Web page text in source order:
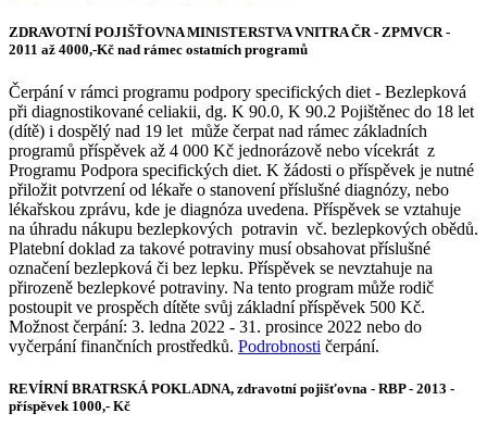
ZDRAVOTNÍ POJIŠŤOVNA MINISTERSTVA VNITRA ČR - ZPMVCR -
2011 až 4000,-Kč nad rámec ostatních programů
Čerpání v rámci programu podpory specifických diet - Bezlepková
při diagnostikované celiakii, dg. K 90.0, K 90.2 Pojištěnec do 18 let
(dítě) i dospělý nad 19 let může čerpat nad rámec základních
programů příspěvek až 4 000 Kč jednorázově nebo vícekrát z
Programu Podpora specifických diet. K žádosti o příspěvek je nutné
přiložit potvrzení od lékaře o stanovení příslušné diagnózy, nebo
lékařskou zprávu, kde je diagnóza uvedena. Příspěvek se vztahuje
na úhradu nákupu bezlepkových potravin vč. bezlepkových obědů.
Platební doklad za takové potraviny musí obsahovat příslušné
označení bezlepková či bez lepku. Příspěvek se nevztahuje na
přirozeně bezlepkové potraviny. Na tento program může rodič
postoupit ve prospěch dítěte svůj základní příspěvek 500 Kč.
Možnost čerpání: 3. ledna 2022 - 31. prosince 2022 nebo do
vyčerpání finančních prostředků. Podrobnosti čerpání.
REVÍRNÍ BRATRSKÁ POKLADNA, zdravotní pojišťovna - RBP - 2013 -
příspěvek 1000,- Kč